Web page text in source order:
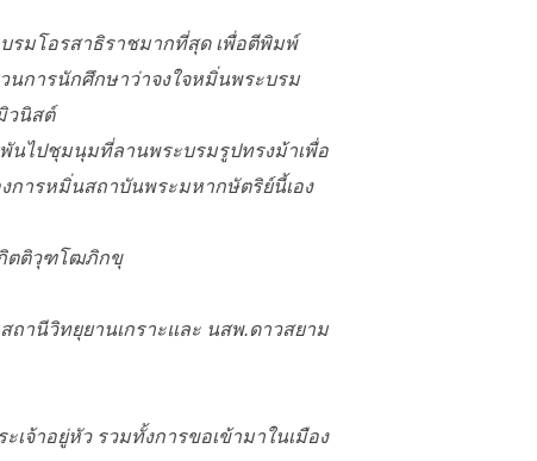
รมโอรสาธิราชมากที่สุด เพื่อตีพิมพ์
นการนักศึกษาว่าจงใจหมิ่นพระบรม
วนิสต์
นไปชุมนุมที่ลานพระบรมรูปทรงม้าเพื่อ
การหมิ่นสถาบันพระมหากษัตริย์นี้เอง
กิตติวุฑโฒภิกขุ
านีวิทยุยานเกราะและ นสพ.ดาวสยาม
จ้าอยู่หัว รวมทั้งการขอเข้ามาในเมือง